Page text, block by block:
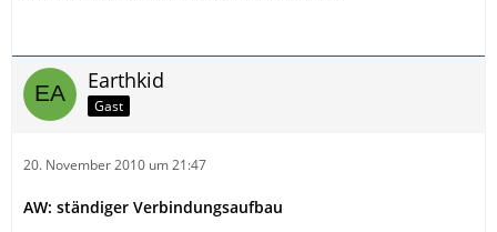
Earthkid
Gast
20. November 2010 um 21:47
AW: ständiger Verbindungsaufbau